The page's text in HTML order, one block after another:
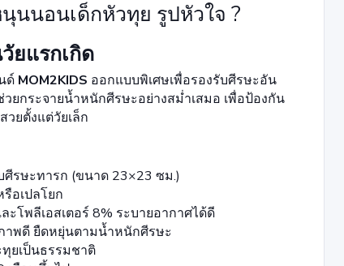
นนอนเด็กหัวทุย รูปหัวใจ ?
ยแรกเกิด
ด์ MOM2KIDS ออกแบบพิเศษเพื่อรองรับศีรษะอัน
ยกระจายน้ำหนักศีรษะอย่างสม่ำเสมอ เพื่อป้องกัน
ยตั้งแต่วัยเล็ก
รษะทารก (ขนาด 23×23 ซม.)
อเปลโยก
โพลีเอสเตอร์ 8% ระบายอากาศได้ดี
าพดี ยืดหยุ่นตามน้ำหนักศีรษะ
ยเป็นธรรมชาติ